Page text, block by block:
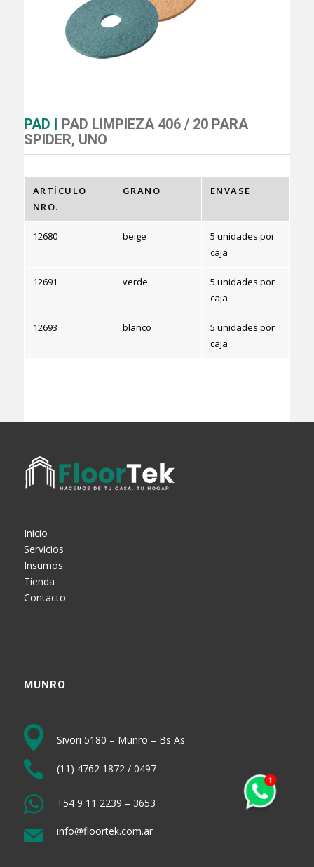
PAD | PAD LIMPIEZA 406 / 20 PARA
SPIDER, UNO
ARTÍCULO
NRO.
GRANO ENVASE
12680 beige
5 unidades por
caja
12691 verde
5 unidades por
caja
12693 blanco
5 unidades por
caja
Inicio
Servicios
Insumos
Tienda
Contacto
MUNRO
Sivori 5180 – Munro – Bs As
(11) 4762 1872 / 0497
+54 9 11 2239 – 3653
info@floortek.com.ar